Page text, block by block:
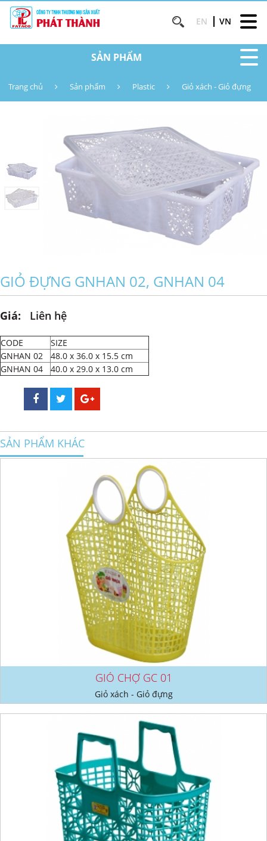
EN VN
SẢN PHẨM
Trang chủ Sản phẩm Plastic Giỏ xách - Giỏ đựng
GIỎ ĐỰNG GNHAN 02, GNHAN 04
Giá: Liên hệ
CODE
SIZE
GNHAN 02
48.0 x 36.0 x 15.5 cm
GNHAN 04
40.0 x 29.0 x 13.0 cm
SẢN PHẨM KHÁC
GIỎ CHỢ GC 01
Giỏ xách - Giỏ đựng